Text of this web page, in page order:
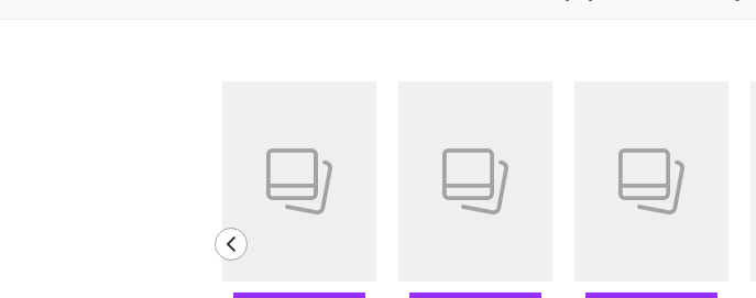
previous element